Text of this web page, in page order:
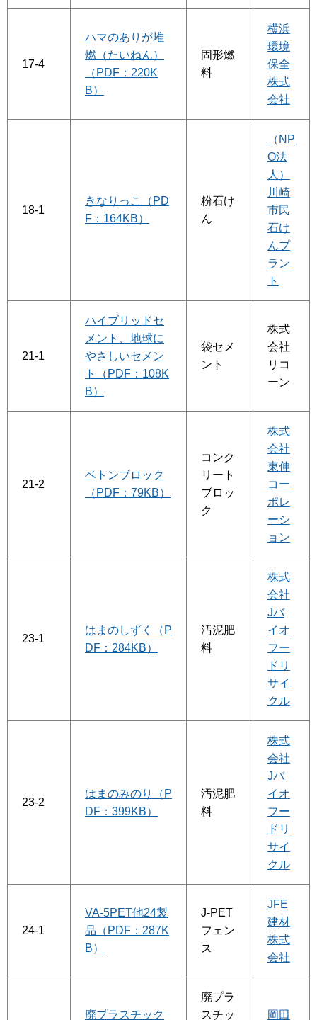
17-4
ハマのありが堆
燃（たいねん）
（PDF：220K
B）
固形燃
料
横浜
環境
保全
株式
会社
18-1
きなりっこ（PD
F：164KB）
粉石け
ん
（NP
O法
人）
川崎
市民
石け
んプ
ラン
ト
21-1
ハイブリッドセ
メント、地球に
やさしいセメン
ト（PDF：108K
B）
袋セメ
ント
株式
会社
リコ
ーン
21-2
ベトンブロック
（PDF：79KB）
コンク
リート
ブロッ
ク
株式
会社
東伸
コー
ポレ
ーシ
ョン
23-1
はまのしずく（P
DF：284KB）
汚泥肥
料
株式
会社
Jバ
イオ
フー
ドリ
サイ
クル
23-2
はまのみのり（P
DF：399KB）
汚泥肥
料
株式
会社
Jバ
イオ
フー
ドリ
サイ
クル
24-1
VA-5PET他24製
品（PDF：287K
B）
J-PET
フェン
ス
JFE
建材
株式
会社
廃プラスチック
廃プラ
スチッ
岡田